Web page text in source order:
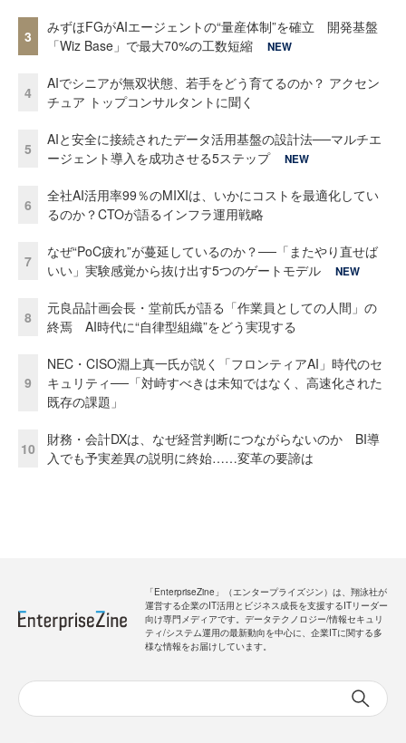
3
みずほFGがAIエージェントの“量産体制”を確立 開発基盤
「Wiz Base」で最大70%の工数短縮
NEW
4
AIでシニアが無双状態、若手をどう育てるのか？ アクセン
チュア トップコンサルタントに聞く
5
AIと安全に接続されたデータ活用基盤の設計法──マルチエ
ージェント導入を成功させる5ステップ
NEW
6
全社AI活用率99％のMIXIは、いかにコストを最適化してい
るのか？CTOが語るインフラ運用戦略
7
なぜ“PoC疲れ”が蔓延しているのか？──「またやり直せば
いい」実験感覚から抜け出す5つのゲートモデル
NEW
8
元良品計画会長・堂前氏が語る「作業員としての人間」の
終焉 AI時代に“自律型組織”をどう実現する
9
NEC・CISO淵上真一氏が説く「フロンティアAI」時代のセ
キュリティ──「対峙すべきは未知ではなく、高速化された
既存の課題」
10
財務・会計DXは、なぜ経営判断につながらないのか BI導
入でも予実差異の説明に終始……変革の要諦は
「EnterpriseZine」（エンタープライズジン）は、翔泳社が
運営する企業のIT活用とビジネス成長を支援するITリーダー
向け専門メディアです。データテクノロジー/情報セキュリ
ティ/システム運用の最新動向を中心に、企業ITに関する多
様な情報をお届けしています。